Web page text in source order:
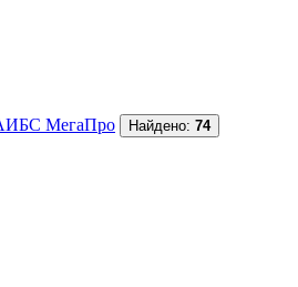
МегаПро Найдено: 74